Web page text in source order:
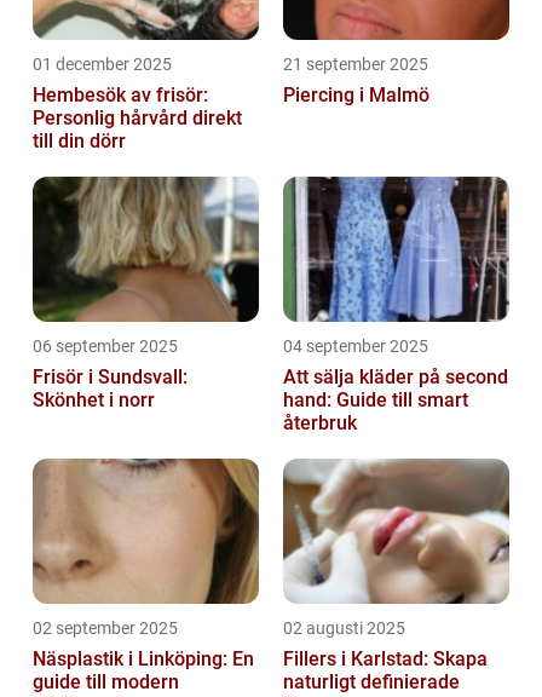
01 december 2025
Hembesök av frisör:
Personlig hårvård direkt
till din dörr
21 september 2025
Piercing i Malmö
06 september 2025
Frisör i Sundsvall:
Skönhet i norr
04 september 2025
Att sälja kläder på second
hand: Guide till smart
återbruk
02 september 2025
Näsplastik i Linköping: En
guide till modern
02 augusti 2025
Fillers i Karlstad: Skapa
naturligt definierade